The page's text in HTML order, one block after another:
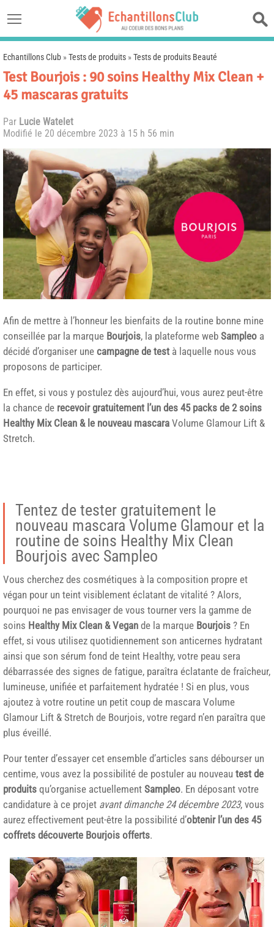
Echantillons Club »Tests de produits »Tests de produits Beauté
Test Bourjois : 90 soins Healthy Mix Clean +
45 mascaras gratuits
Par Lucie Watelet
Modifié le 20 décembre 2023 à 15 h 56 min
Afin de mettre à l’honneur les bienfaits de la routine bonne mine
conseillée par la marque Bourjois, la plateforme web Sampleo a
décidé d’organiser une campagne de test à laquelle nous vous
proposons de participer.
En effet, si vous y postulez dès aujourd’hui, vous aurez peut-être
la chance de recevoir gratuitement l’un des 45packs de 2 soins
Healthy Mix Clean & le nouveau mascara Volume Glamour Lift &
Stretch.
Tentez de tester gratuitement le
nouveau mascara Volume Glamour et la
routine de soins Healthy Mix Clean
Bourjois avec Sampleo
Vous cherchez des cosmétiques à la composition propre et
végan pour un teint visiblement éclatant de vitalité ? Alors,
pourquoi ne pas envisager de vous tourner vers la gamme de
soins Healthy Mix Clean & Vegan de la marque Bourjois ? En
effet, si vous utilisez quotidiennement son anticernes hydratant
ainsi que son sérum fond de teint Healthy, votre peau sera
débarrassée des signes de fatigue, paraîtra éclatante de fraîcheur,
lumineuse, unifiée et parfaitement hydratée ! Si en plus, vous
ajoutez à votre routine un petit coup de mascara Volume
Glamour Lift & Stretch de Bourjois, votre regard n’en paraîtra que
plus éveillé.
Pour tenter d’essayer cet ensemble d’articles sans débourser un
centime, vous avez la possibilité de postuler au nouveau test de
produits qu’organise actuellement Sampleo. En déposant votre
candidature à ce projet avant dimanche 24 décembre 2023, vous
aurez effectivement peut-être la possibilité d’obtenir l’un des 45
coffrets découverte Bourjois offerts.